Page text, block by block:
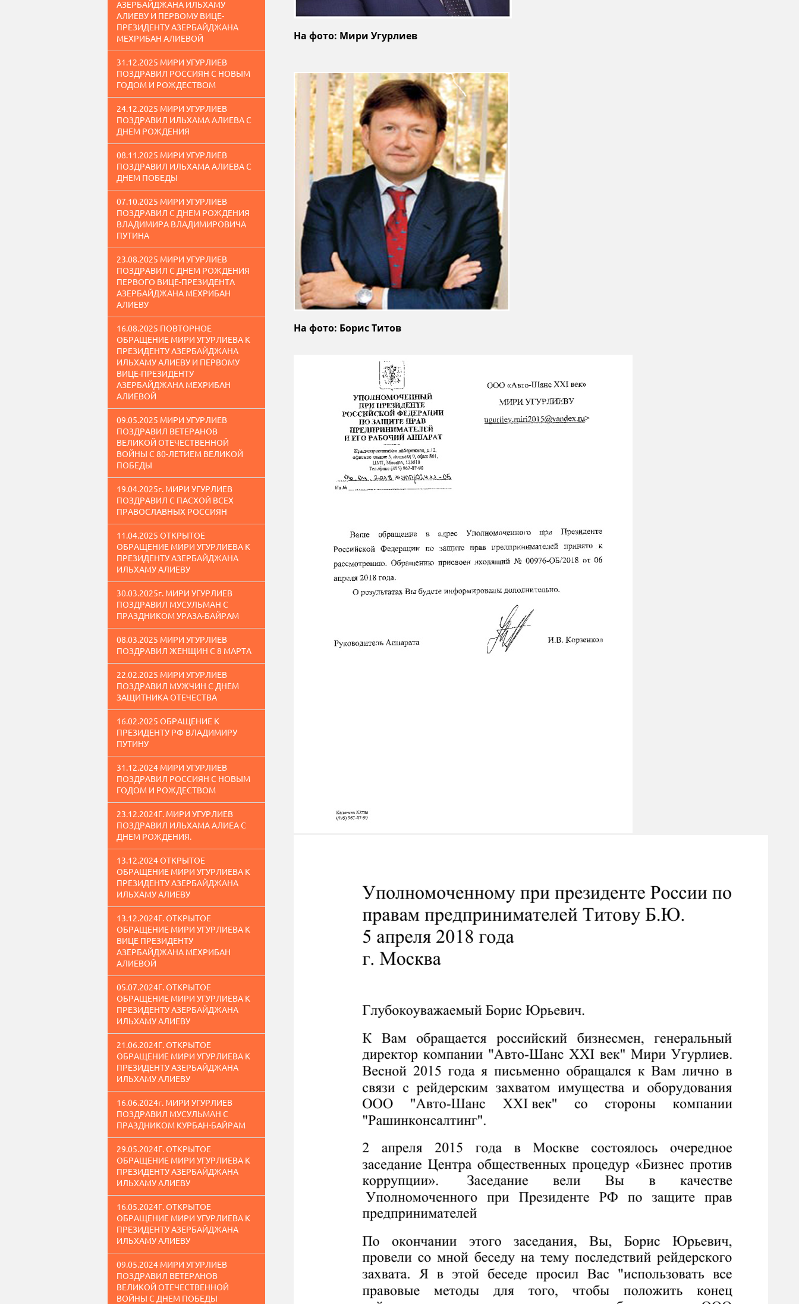
АЗЕРБАЙДЖАНА ИЛЬХАМУ
АЛИЕВУ И ПЕРВОМУ ВИЦЕ-
ПРЕЗИДЕНТУ АЗЕРБАЙДЖАНА
МЕХРИБАН АЛИЕВОЙ
31.12.2025 МИРИ УГУРЛИЕВ
ПОЗДРАВИЛ РОССИЯН С НОВЫМ
ГОДОМ И РОЖДЕСТВОМ
24.12.2025 МИРИ УГУРЛИЕВ
ПОЗДРАВИЛ ИЛЬХАМА АЛИЕВА С
ДНЕМ РОЖДЕНИЯ
08.11.2025 МИРИ УГУРЛИЕВ
ПОЗДРАВИЛ ИЛЬХАМА АЛИЕВА С
ДНЕМ ПОБЕДЫ
07.10.2025 МИРИ УГУРЛИЕВ
ПОЗДРАВИЛ С ДНЕМ РОЖДЕНИЯ
ВЛАДИМИРА ВЛАДИМИРОВИЧА
ПУТИНА
23.08.2025 МИРИ УГУРЛИЕВ
ПОЗДРАВИЛ С ДНЕМ РОЖДЕНИЯ
ПЕРВОГО ВИЦЕ-ПРЕЗИДЕНТА
АЗЕРБАЙДЖАНА МЕХРИБАН
АЛИЕВУ
16.08.2025 ПОВТОРНОЕ
ОБРАЩЕНИЕ МИРИ УГУРЛИЕВА К
ПРЕЗИДЕНТУ АЗЕРБАЙДЖАНА
ИЛЬХАМУ АЛИЕВУ И ПЕРВОМУ
ВИЦЕ-ПРЕЗИДЕНТУ
АЗЕРБАЙДЖАНА МЕХРИБАН
АЛИЕВОЙ
09.05.2025 МИРИ УГУРЛИЕВ
ПОЗДРАВИЛ ВЕТЕРАНОВ
ВЕЛИКОЙ ОТЕЧЕСТВЕННОЙ
ВОЙНЫ С 80-ЛЕТИЕМ ВЕЛИКОЙ
ПОБЕДЫ
19.04.2025г. МИРИ УГУРЛИЕВ
ПОЗДРАВИЛ С ПАСХОЙ ВСЕХ
ПРАВОСЛАВНЫХ РОССИЯН
11.04.2025 ОТКРЫТОЕ
ОБРАЩЕНИЕ МИРИ УГУРЛИЕВА К
ПРЕЗИДЕНТУ АЗЕРБАЙДЖАНА
ИЛЬХАМУ АЛИЕВУ
30.03.2025г. МИРИ УГУРЛИЕВ
ПОЗДРАВИЛ МУСУЛЬМАН С
ПРАЗДНИКОМ УРАЗА-БАЙРАМ
08.03.2025 МИРИ УГУРЛИЕВ
ПОЗДРАВИЛ ЖЕНЩИН С 8 МАРТА
22.02.2025 МИРИ УГУРЛИЕВ
ПОЗДРАВИЛ МУЖЧИН С ДНЕМ
ЗАЩИТНИКА ОТЕЧЕСТВА
16.02.2025 ОБРАЩЕНИЕ К
ПРЕЗИДЕНТУ РФ ВЛАДИМИРУ
ПУТИНУ
31.12.2024 МИРИ УГУРЛИЕВ
ПОЗДРАВИЛ РОССИЯН С НОВЫМ
ГОДОМ И РОЖДЕСТВОМ
23.12.2024Г. МИРИ УГУРЛИЕВ
ПОЗДРАВИЛ ИЛЬХАМА АЛИЕА С
ДНЕМ РОЖДЕНИЯ.
13.12.2024 ОТКРЫТОЕ
ОБРАЩЕНИЕ МИРИ УГУРЛИЕВА К
ПРЕЗИДЕНТУ АЗЕРБАЙДЖАНА
ИЛЬХАМУ АЛИЕВУ
13.12.2024Г. ОТКРЫТОЕ
ОБРАЩЕНИЕ МИРИ УГУРЛИЕВА К
ВИЦЕ ПРЕЗИДЕНТУ
АЗЕРБАЙДЖАНА МЕХРИБАН
АЛИЕВОЙ
05.07.2024Г. ОТКРЫТОЕ
ОБРАЩЕНИЕ МИРИ УГУРЛИЕВА К
ПРЕЗИДЕНТУ АЗЕРБАЙДЖАНА
ИЛЬХАМУ АЛИЕВУ
21.06.2024Г. ОТКРЫТОЕ
ОБРАЩЕНИЕ МИРИ УГУРЛИЕВА К
ПРЕЗИДЕНТУ АЗЕРБАЙДЖАНА
ИЛЬХАМУ АЛИЕВУ
16.06.2024г. МИРИ УГУРЛИЕВ
ПОЗДРАВИЛ МУСУЛЬМАН С
ПРАЗДНИКОМ КУРБАН-БАЙРАМ
29.05.2024Г. ОТКРЫТОЕ
ОБРАЩЕНИЕ МИРИ УГУРЛИЕВА К
ПРЕЗИДЕНТУ АЗЕРБАЙДЖАНА
ИЛЬХАМУ АЛИЕВУ
16.05.2024Г. ОТКРЫТОЕ
ОБРАЩЕНИЕ МИРИ УГУРЛИЕВА К
ПРЕЗИДЕНТУ АЗЕРБАЙДЖАНА
ИЛЬХАМУ АЛИЕВУ
09.05.2024 МИРИ УГУРЛИЕВ
ПОЗДРАВИЛ ВЕТЕРАНОВ
ВЕЛИКОЙ ОТЕЧЕСТВЕННОЙ
ВОЙНЫ С ДНЕМ ПОБЕДЫ
На фото: Мири Угурлиев
На фото: Борис Титов